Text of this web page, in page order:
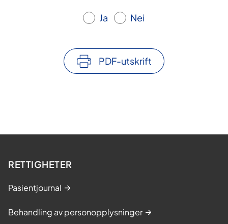
Ja Nei
PDF-utskrift
RETTIGHETER
Pasientjournal
Behandling av personopplysninger